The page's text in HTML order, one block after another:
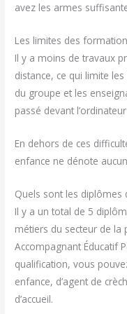
avez les armes
Les limites des
Il y a moins de travaux
distance, ce qui limite
du groupe et les
passé devant
En dehors de ces
enfance ne dénote
Quels sont les diplômes
Il y a un total de 5
métiers du secteur de la
Accompagnant Éducatif
qualification, vous
enfance, d’agent de
d’accueil.